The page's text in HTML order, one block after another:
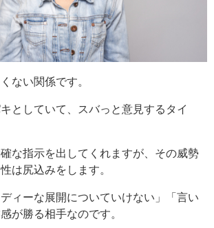
ない関係です。
としていて、スバっと意見するタイ
な指示を出してくれますが、その威勢
は尻込みをします。
ディーな展開についていけない」「言い
が勝る相手なのです。